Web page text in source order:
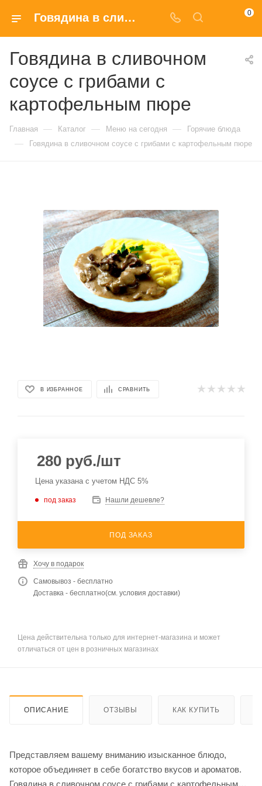
Говядина в сливочном соусе с грибами с картофельным пюре купить в Москве по доступным ценам 0
Говядина в сливочном
соусе с грибами с
картофельным пюре
Главная — Каталог — Меню на сегодня — Горячие блюда
— Говядина в сливочном соусе с грибами с картофельным пюре
В ИЗБРАННОЕ СРАВНИТЬ
280 руб./шт
Цена указана с учетом НДС 5%
под заказ Нашли дешевле?
ПОД ЗАКАЗ
Хочу в подарок
Самовывоз - бесплатно
Доставка - бесплатно(см. условия доставки)
Цена действительна только для интернет-магазина и может
отличаться от цен в розничных магазинах
ОПИСАНИЕ ОТЗЫВЫ КАК КУПИТЬ
Представляем вашему вниманию изысканное блюдо,
которое объединяет в себе богатство вкусов и ароматов.
Говядина в сливочном соусе с грибами с картофельным